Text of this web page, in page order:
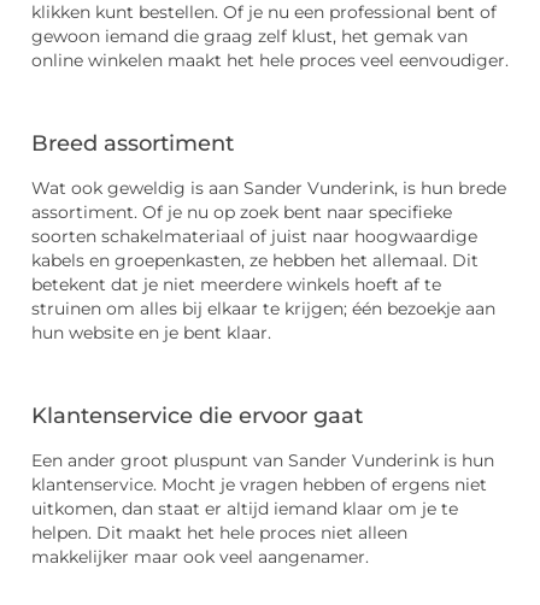
klikken kunt bestellen. Of je nu een professional bent of
gewoon iemand die graag zelf klust, het gemak van
online winkelen maakt het hele proces veel eenvoudiger.
Breed assortiment
Wat ook geweldig is aan Sander Vunderink, is hun brede
assortiment. Of je nu op zoek bent naar specifieke
soorten schakelmateriaal of juist naar hoogwaardige
kabels en groepenkasten, ze hebben het allemaal. Dit
betekent dat je niet meerdere winkels hoeft af te
struinen om alles bij elkaar te krijgen; één bezoekje aan
hun website en je bent klaar.
Klantenservice die ervoor gaat
Een ander groot pluspunt van Sander Vunderink is hun
klantenservice. Mocht je vragen hebben of ergens niet
uitkomen, dan staat er altijd iemand klaar om je te
helpen. Dit maakt het hele proces niet alleen
makkelijker maar ook veel aangenamer.